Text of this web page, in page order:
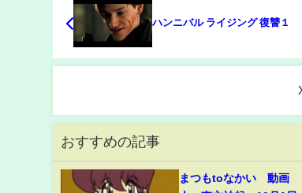
ハンニバル ライジング 復讐１
おすすめの記事
まつもtoなかい 動画